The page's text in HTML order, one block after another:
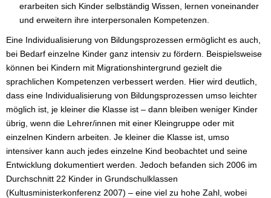
erarbeiten sich Kinder selbständig Wissen, lernen voneinander
und erweitern ihre interpersonalen Kompetenzen.
Eine Individualisierung von Bildungsprozessen ermöglicht es auch,
bei Bedarf einzelne Kinder ganz intensiv zu fördern. Beispielsweise
können bei Kindern mit Migrationshintergrund gezielt die
sprachlichen Kompetenzen verbessert werden. Hier wird deutlich,
dass eine Individualisierung von Bildungsprozessen umso leichter
möglich ist, je kleiner die Klasse ist – dann bleiben weniger Kinder
übrig, wenn die Lehrer/innen mit einer Kleingruppe oder mit
einzelnen Kindern arbeiten. Je kleiner die Klasse ist, umso
intensiver kann auch jedes einzelne Kind beobachtet und seine
Entwicklung dokumentiert werden. Jedoch befanden sich 2006 im
Durchschnitt 22 Kinder in Grundschulklassen
(Kultusministerkonferenz 2007) – eine viel zu hohe Zahl, wobei